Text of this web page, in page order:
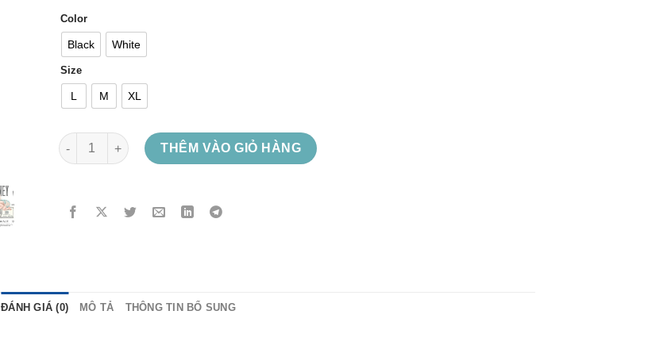
Color
Black White
Size
L M XL
Money số lượng
THÊM VÀO GIỎ HÀNG
ĐÁNH GIÁ (0) MÔ TẢ THÔNG TIN BỔ SUNG